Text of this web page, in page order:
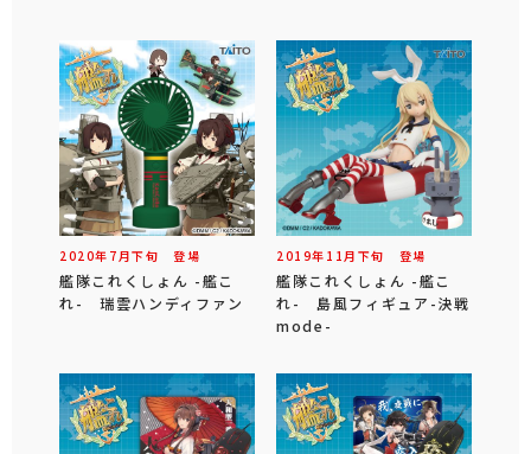
2020年 7 月下旬 登場
艦隊これくしょん -艦こ
れ- 瑞雲ハンディファン
2019年 11 月 下旬 登場
艦隊これくしょん -艦こ
れ- 島風フィギュア-決戦
mode-